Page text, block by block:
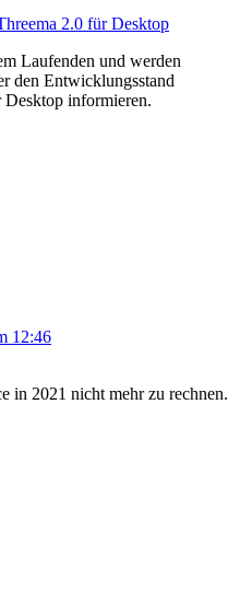
2.0 für Desktop
Laufenden und werden
den Entwicklungsstand
informieren.
12:46
in 2021 nicht mehr zu rechnen.